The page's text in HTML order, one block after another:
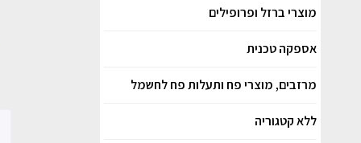
מוצרי ברזל ופרופילים
אספקה טכנית
מרזבים, מוצרי פח ותעלות פח לחשמל
ללא קטגוריה